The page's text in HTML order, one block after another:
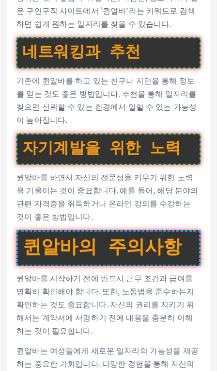
은 구인구직 사이트에서 ‘퀸알바’라는 키워드로 검색
하면 쉽게 원하는 일자리를 찾을 수 있습니다.
네트워킹과 추천
기존에 퀸알바를 하고 있는 친구나 지인을 통해 정보
를 얻는 것도 좋은 방법입니다. 추천을 통해 일자리를
찾으면 신뢰할 수 있는 환경에서 일할 수 있는 가능성
이 높아집니다.
자기계발을 위한 노력
퀸알바를 하면서 자신의 전문성을 키우기 위한 노력
을 기울이는 것이 중요합니다. 예를 들어, 해당 분야의
관련 자격증을 취득하거나 온라인 강의를 수강하는
것이 좋은 방법입니다.
퀸알바의 주의사항
퀸알바를 시작하기 전에 반드시 근무 조건과 급여를
명확히 확인해야 합니다. 또한, 노동법을 준수하는지
확인하는 것도 중요합니다. 자신의 권리를 지키기 위
해서는 계약서에 서명하기 전에 내용을 충분히 이해
하는 것이 필요합니다.
퀸알바는 여성들에게 새로운 일자리의 가능성을 제공
하는 중요한 기회입니다. 다양한 경험을 통해 자신의